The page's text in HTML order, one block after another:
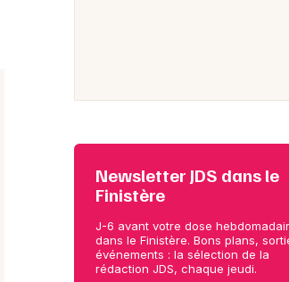
Newsletter JDS dans le
Finistère
J-6 avant votre dose
dans le Finistère. Bons plans,
événements : la sélection de la
rédaction JDS, chaque jeudi.